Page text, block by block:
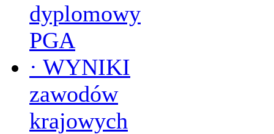
dyplomowy
PGA
· WYNIKI
zawodów
krajowych